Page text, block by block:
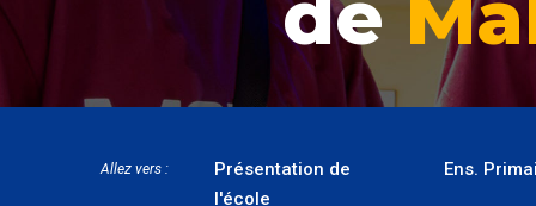
Allez vers :
Présentation de
l'école
Ens.